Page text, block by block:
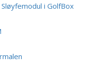
i GolfBox